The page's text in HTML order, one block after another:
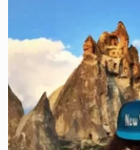
Detayları
,
2026
Fiyatı